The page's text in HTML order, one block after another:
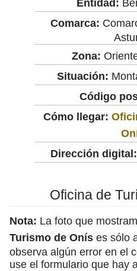
Entidad:
Comarca:
Zona:
Situación:
Código
Cómo llegar:
Dirección digital:
Oficina de
Nota: La foto que
Turismo de Onís es sólo
observa algún error en el
use el formulario que hay